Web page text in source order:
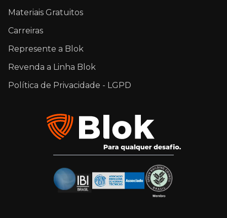
Materiais Gratuitos
Carreiras
Represente a Blok
Revenda a Linha Blok
Política de Privacidade - LGPD